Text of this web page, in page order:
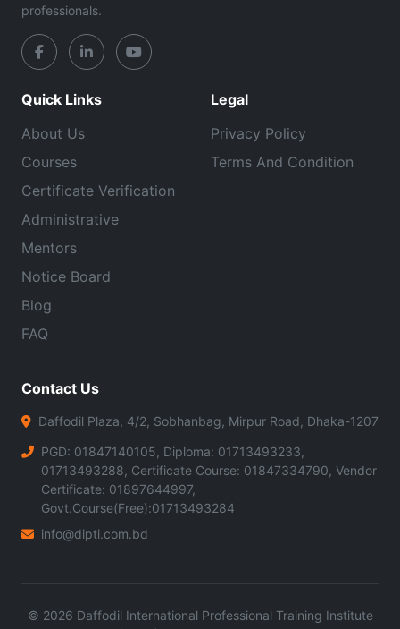
professionals.
Quick Links
About Us
Courses
Certificate Verification
Administrative
Mentors
Notice Board
Blog
FAQ
Legal
Privacy Policy
Terms And Condition
Contact Us
Daffodil Plaza, 4/2, Sobhanbag, Mirpur Road, Dhaka-1207
PGD: 01847140105, Diploma: 01713493233,
01713493288, Certificate Course: 01847334790, Vendor
Certificate: 01897644997,
Govt.Course(Free):01713493284
info@dipti.com.bd
© 2026 Daffodil International Professional Training Institute